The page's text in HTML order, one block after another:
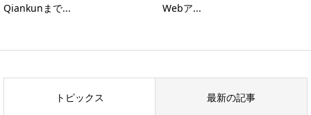
Qiankunまで...
Webア...
トピックス 最新の記事